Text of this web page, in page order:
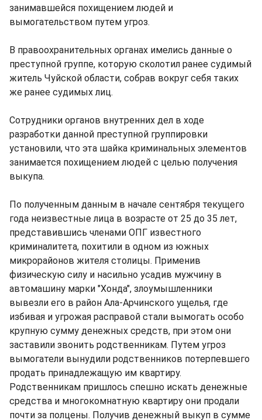
занимавшейся похищением людей и
вымогательством путем угроз.
В правоохранительных органах имелись данные о
преступной группе, которую сколотил ранее судимый
житель Чуйской области, собрав вокруг себя таких
же ранее судимых лиц.
Сотрудники органов внутренних дел в ходе
разработки данной преступной группировки
установили, что эта шайка криминальных элементов
занимается похищением людей с целью получения
выкупа.
По полученным данным в начале сентября текущего
года неизвестные лица в возрасте от 25 до 35 лет,
представившись членами ОПГ известного
криминалитета, похитили в одном из южных
микрорайонов жителя столицы. Применив
физическую силу и насильно усадив мужчину в
автомашину марки "Хонда", злоумышленники
вывезли его в район Ала-Арчинского ущелья, где
избивая и угрожая расправой стали вымогать особо
крупную сумму денежных средств, при этом они
заставили звонить родственникам. Путем угроз
вымогатели вынудили родственников потерпевшего
продать принадлежащую им квартиру.
Родственникам пришлось спешно искать денежные
средства и многокомнатную квартиру они продали
почти за полцены. Получив денежный выкуп в сумме